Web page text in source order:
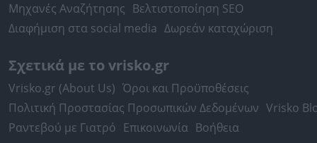
Μηχανές Αναζήτησης Βελτιστοποίηση SEO
Διαφήμιση στα social media Δωρεάν καταχώριση
Σχετικά με το vrisko.gr
Vrisko.gr (About Us) Όροι και Προϋποθέσεις
Πολιτική Προστασίας Προσωπικών Δεδομένων Vrisko
Ραντεβού με Γιατρό Επικοινωνία Βοήθεια